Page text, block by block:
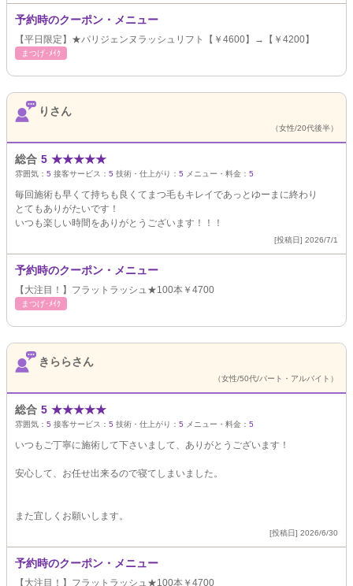
予約時のクーポン・メニュー
【平日限定】★パリジェンヌラッシュリフト【￥4600】→【￥4200】
まつげ･ﾒｲｸ
りさん
（女性/20代後半）
総合 5 ★★★★★
雰囲気： 5 接客サービス： 5 技術・仕上がり： 5 メニュー・料金： 5
毎回施術も早くて持ちも良くてまつ毛もキレイであっとゆーまに終わり
とてもありがたいです！
いつも楽しい時間をありがとうございます！！！
[投稿日] 2026/7/1
予約時のクーポン・メニュー
【大注目！】フラットラッシュ★100本￥4700
まつげ･ﾒｲｸ
きららさん
（女性/50代/パート・アルバイト）
総合 5 ★★★★★
雰囲気： 5 接客サービス： 5 技術・仕上がり： 5 メニュー・料金： 5
いつもご丁寧に施術して下さいまして、ありがとうございます！
安心して、お任せ出来るので寝てしまいました。
また宜しくお願いします。
[投稿日] 2026/6/30
予約時のクーポン・メニュー
【大注目！】フラットラッシュ★100本￥4700